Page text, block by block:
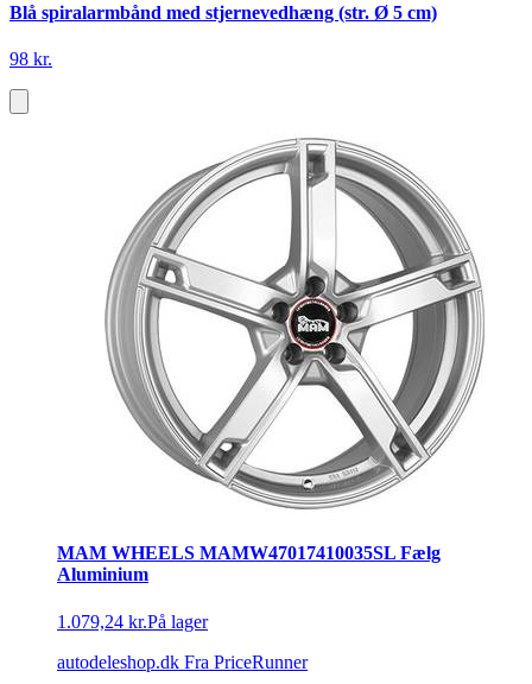
Blå spiralarmbånd med stjernevedhæng (str. Ø 5 cm)
98 kr.
MAM WHEELS MAMW47017410035SL Fælg
Aluminium
1.079,24 kr.På lager
autodeleshop.dk Fra PriceRunner